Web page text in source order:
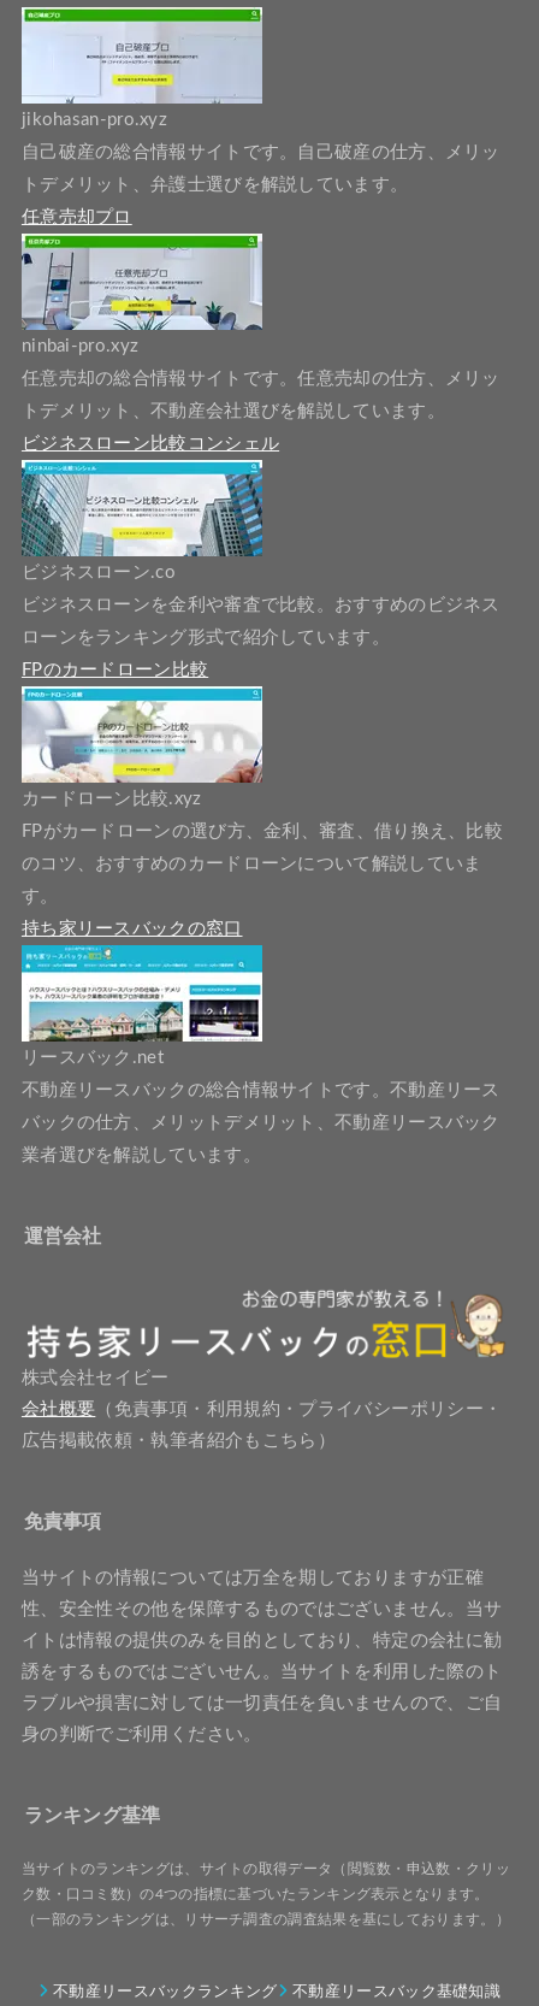
jikohasan-pro.xyz
自己破産の総合情報サイトです。自己破産の仕方、メリッ
トデメリット、弁護士選びを解説しています。
任意売却プロ
ninbai-pro.xyz
任意売却の総合情報サイトです。任意売却の仕方、メリッ
トデメリット、不動産会社選びを解説しています。
ビジネスローン比較コンシェル
ビジネスローン.co
ビジネスローンを金利や審査で比較。おすすめのビジネス
ローンをランキング形式で紹介しています。
FPのカードローン比較
カードローン比較.xyz
FPがカードローンの選び方、金利、審査、借り換え、比較
のコツ、おすすめのカードローンについて解説していま
す。
持ち家リースバックの窓口
リースバック.net
不動産リースバックの総合情報サイトです。不動産リース
バックの仕方、メリットデメリット、不動産リースバック
業者選びを解説しています。
運営会社
株式会社セイビー
会社概要 （免責事項・利用規約・プライバシーポリシー・
広告掲載依頼・執筆者紹介もこちら）
免責事項
当サイトの情報については万全を期しておりますが正確
性、安全性その他を保障するものではございません。当サ
イトは情報の提供のみを目的としており、特定の会社に勧
誘をするものではございせん。当サイトを利用した際のト
ラブルや損害に対しては一切責任を負いませんので、ご自
身の判断でご利用ください。
ランキング基準
当サイトのランキングは、サイトの取得データ（閲覧数・申込数・クリッ
ク数・口コミ数）の4つの指標に基づいたランキング表示となります。
（一部のランキングは、リサーチ調査の調査結果を基にしております。）
不動産リースバックランキング 不動産リースバック基礎知識